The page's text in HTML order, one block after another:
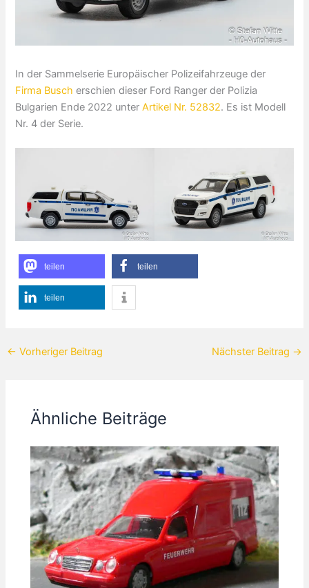
In der Sammelserie Europäischer Polizeifahrzeuge der
Firma Busch erschien dieser Ford Ranger der Polizia
Bulgarien Ende 2022 unterArtikel Nr. 52832. Es ist Modell
Nr. 4 der Serie.
teilen teilen
teilen
← Vorheriger Beitrag Nächster Beitrag →
Ähnliche Beiträge